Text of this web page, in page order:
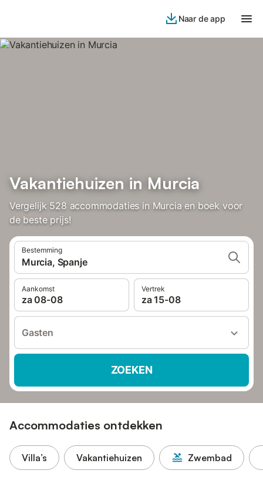
Naar de app
Vakantiehuizen in Murcia
Vergelijk 528 accommodaties in Murcia en boek voor
de beste prijs!
Bestemming
Murcia, Spanje
Aankomst
za 08-08
Vertrek
za 15-08
Gasten
ZOEKEN
Accommodaties ontdekken
Villa’s Vakantiehuizen Zwembad